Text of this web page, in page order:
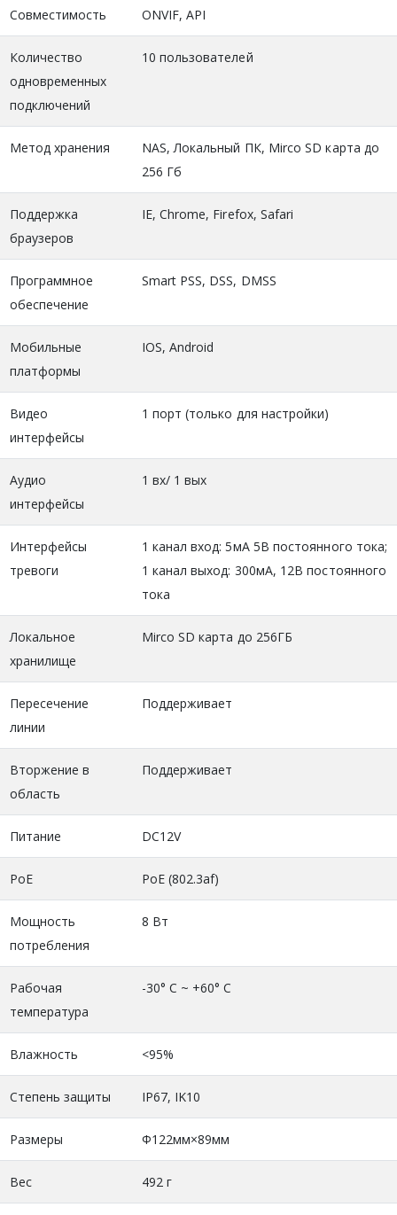
Совместимость ONVIF, API
Количество
одновременных
подключений
10 пользователей
Метод хранения
NAS, Локальный ПК, Mirco SD карта до
256 Гб
Поддержка
браузеров
IE, Chrome, Firefox, Safari
Программное
обеспечение
Smart PSS, DSS, DMSS
Мобильные
платформы
IOS, Android
Видео
интерфейсы
1 порт (только для настройки)
Аудио
интерфейсы
1 вх/ 1 вых
Интерфейсы
тревоги
1 канал вход: 5мА 5В постоянного тока;
1 канал выход: 300мА, 12В постоянного
тока
Локальное
хранилище
Mirco SD карта до 256ГБ
Пересечение
линии
Поддерживает
Вторжение в
область
Поддерживает
Питание DC12V
PoE PoE (802.3af)
Мощность
потребления
8 Вт
Рабочая
температура
-30° C ~ +60° C
Влажность <95%
Степень защиты IP67, IK10
Размеры Φ122мм×89мм
Вес 492 г